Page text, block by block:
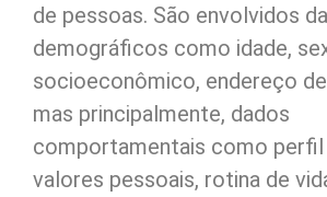
de pessoas. São envolvidos
demográficos como idade,
socioeconômico, endereço
mas principalmente, dados
comportamentais como perfil
valores pessoais, rotina de